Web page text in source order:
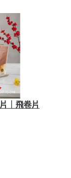
｜飛卷片